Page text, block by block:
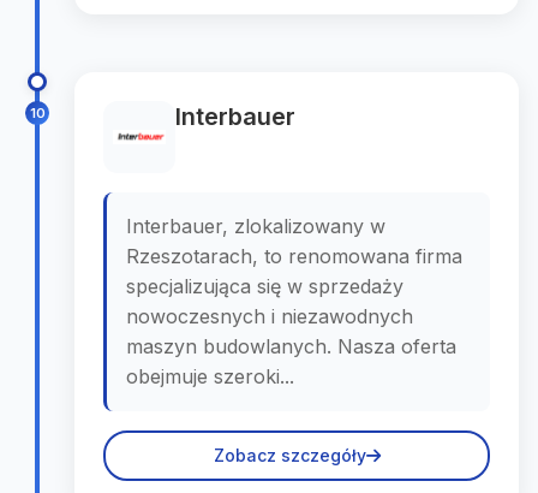
10 Interbauer
Interbauer, zlokalizowany w
Rzeszotarach, to renomowana firma
specjalizująca się w sprzedaży
nowoczesnych i niezawodnych
maszyn budowlanych. Nasza oferta
obejmuje szeroki...
Zobacz szczegóły